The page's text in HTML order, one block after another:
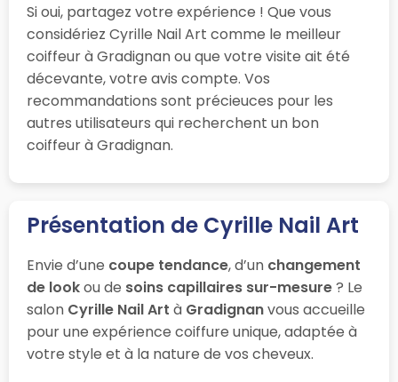
Si oui, partagez votre expérience ! Que vous
considériez Cyrille Nail Art comme le meilleur
coiffeur à Gradignan ou que votre visite ait été
décevante, votre avis compte. Vos
recommandations sont précieuces pour les
autres utilisateurs qui recherchent un bon
coiffeur à Gradignan.
Présentation de Cyrille Nail Art
Envie d’une coupe tendance, d’un changement
de lookou de soins capillaires sur-mesure? Le
salon Cyrille Nail Art à Gradignanvous accueille
pour une expérience coiffure unique, adaptée à
votre style et à la nature de vos cheveux.